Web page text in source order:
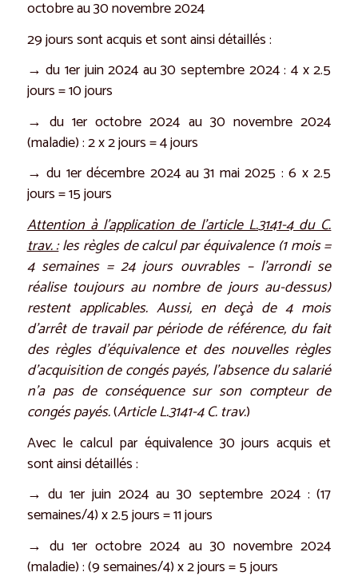
octobre au 30 novembre 2024
29 jours sont acquis et sont ainsi détaillés :
→ du 1er juin 2024 au 30 septembre 2024 : 4 x 2.5
jours = 10 jours
→ du 1er octobre 2024 au 30 novembre 2024
(maladie) : 2 x 2 jours = 4 jours
→ du 1er décembre 2024 au 31 mai 2025 : 6 x 2.5
jours = 15 jours
Attention à l’application de l’article L.3141-4 du C.
trav. :les règles de calcul par équivalence (1 mois =
4 semaines = 24 jours ouvrables – l’arrondi se
réalise toujours au nombre de jours au-dessus)
restent applicables. Aussi, en deçà de 4 mois
d’arrêt de travail par période de référence, du fait
des règles d’équivalence et des nouvelles règles
d’acquisition de congés payés, l’absence du salarié
n’a pas de conséquence sur son compteur de
congés payés.(Article L.3141-4 C. trav.)
Avec le calcul par équivalence 30 jours acquis et
sont ainsi détaillés :
→ du 1er juin 2024 au 30 septembre 2024 : (17
semaines/4) x 2.5 jours = 11 jours
→ du 1er octobre 2024 au 30 novembre 2024
(maladie) : (9 semaines/4) x 2 jours = 5 jours